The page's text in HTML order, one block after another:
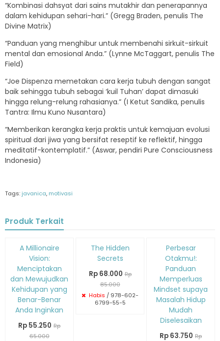
“Kombinasi dahsyat dari sains mutakhir dan penerapannya
dalam kehidupan sehari-hari.” (Gregg Braden, penulis The
Divine Matrix)
“Panduan yang menghibur untuk membenahi sirkuit-sirkuit
mental dan emosional Anda.” (Lynne McTaggart, penulis The
Field)
“Joe Dispenza memetakan cara kerja tubuh dengan sangat
baik sehingga tubuh sebagai ‘kuil Tuhan’ dapat dimasuki
hingga relung-relung rahasianya.” (I Ketut Sandika, penulis
Tantra: Ilmu Kuno Nusantara)
“Memberikan kerangka kerja praktis untuk kemajuan evolusi
spiritual dari jiwa yang bersifat reseptif ke reflektif, hingga
meditatif-kontemplatif.” (Aswar, pendiri Pure Consciousness
Indonesia)
Tags: javanica, motivasi
Produk Terkait
Diskon
15%A Millionaire
Vision:
Menciptakan
dan Mewujudkan
Kehidupan yang
Benar-Benar
Anda Inginkan
Rp 55.250 Rp
65.000
Diskon
20%The Hidden
Secrets
Rp 68.000 Rp
85.000
Habis / 978-602-
6799-55-5
DiskonPerbesar
Otakmu!:
Panduan
Memperluas
Mindset supaya
Masalah Hidup
Mudah
Diselesaikan
Rp 63.750 Rp